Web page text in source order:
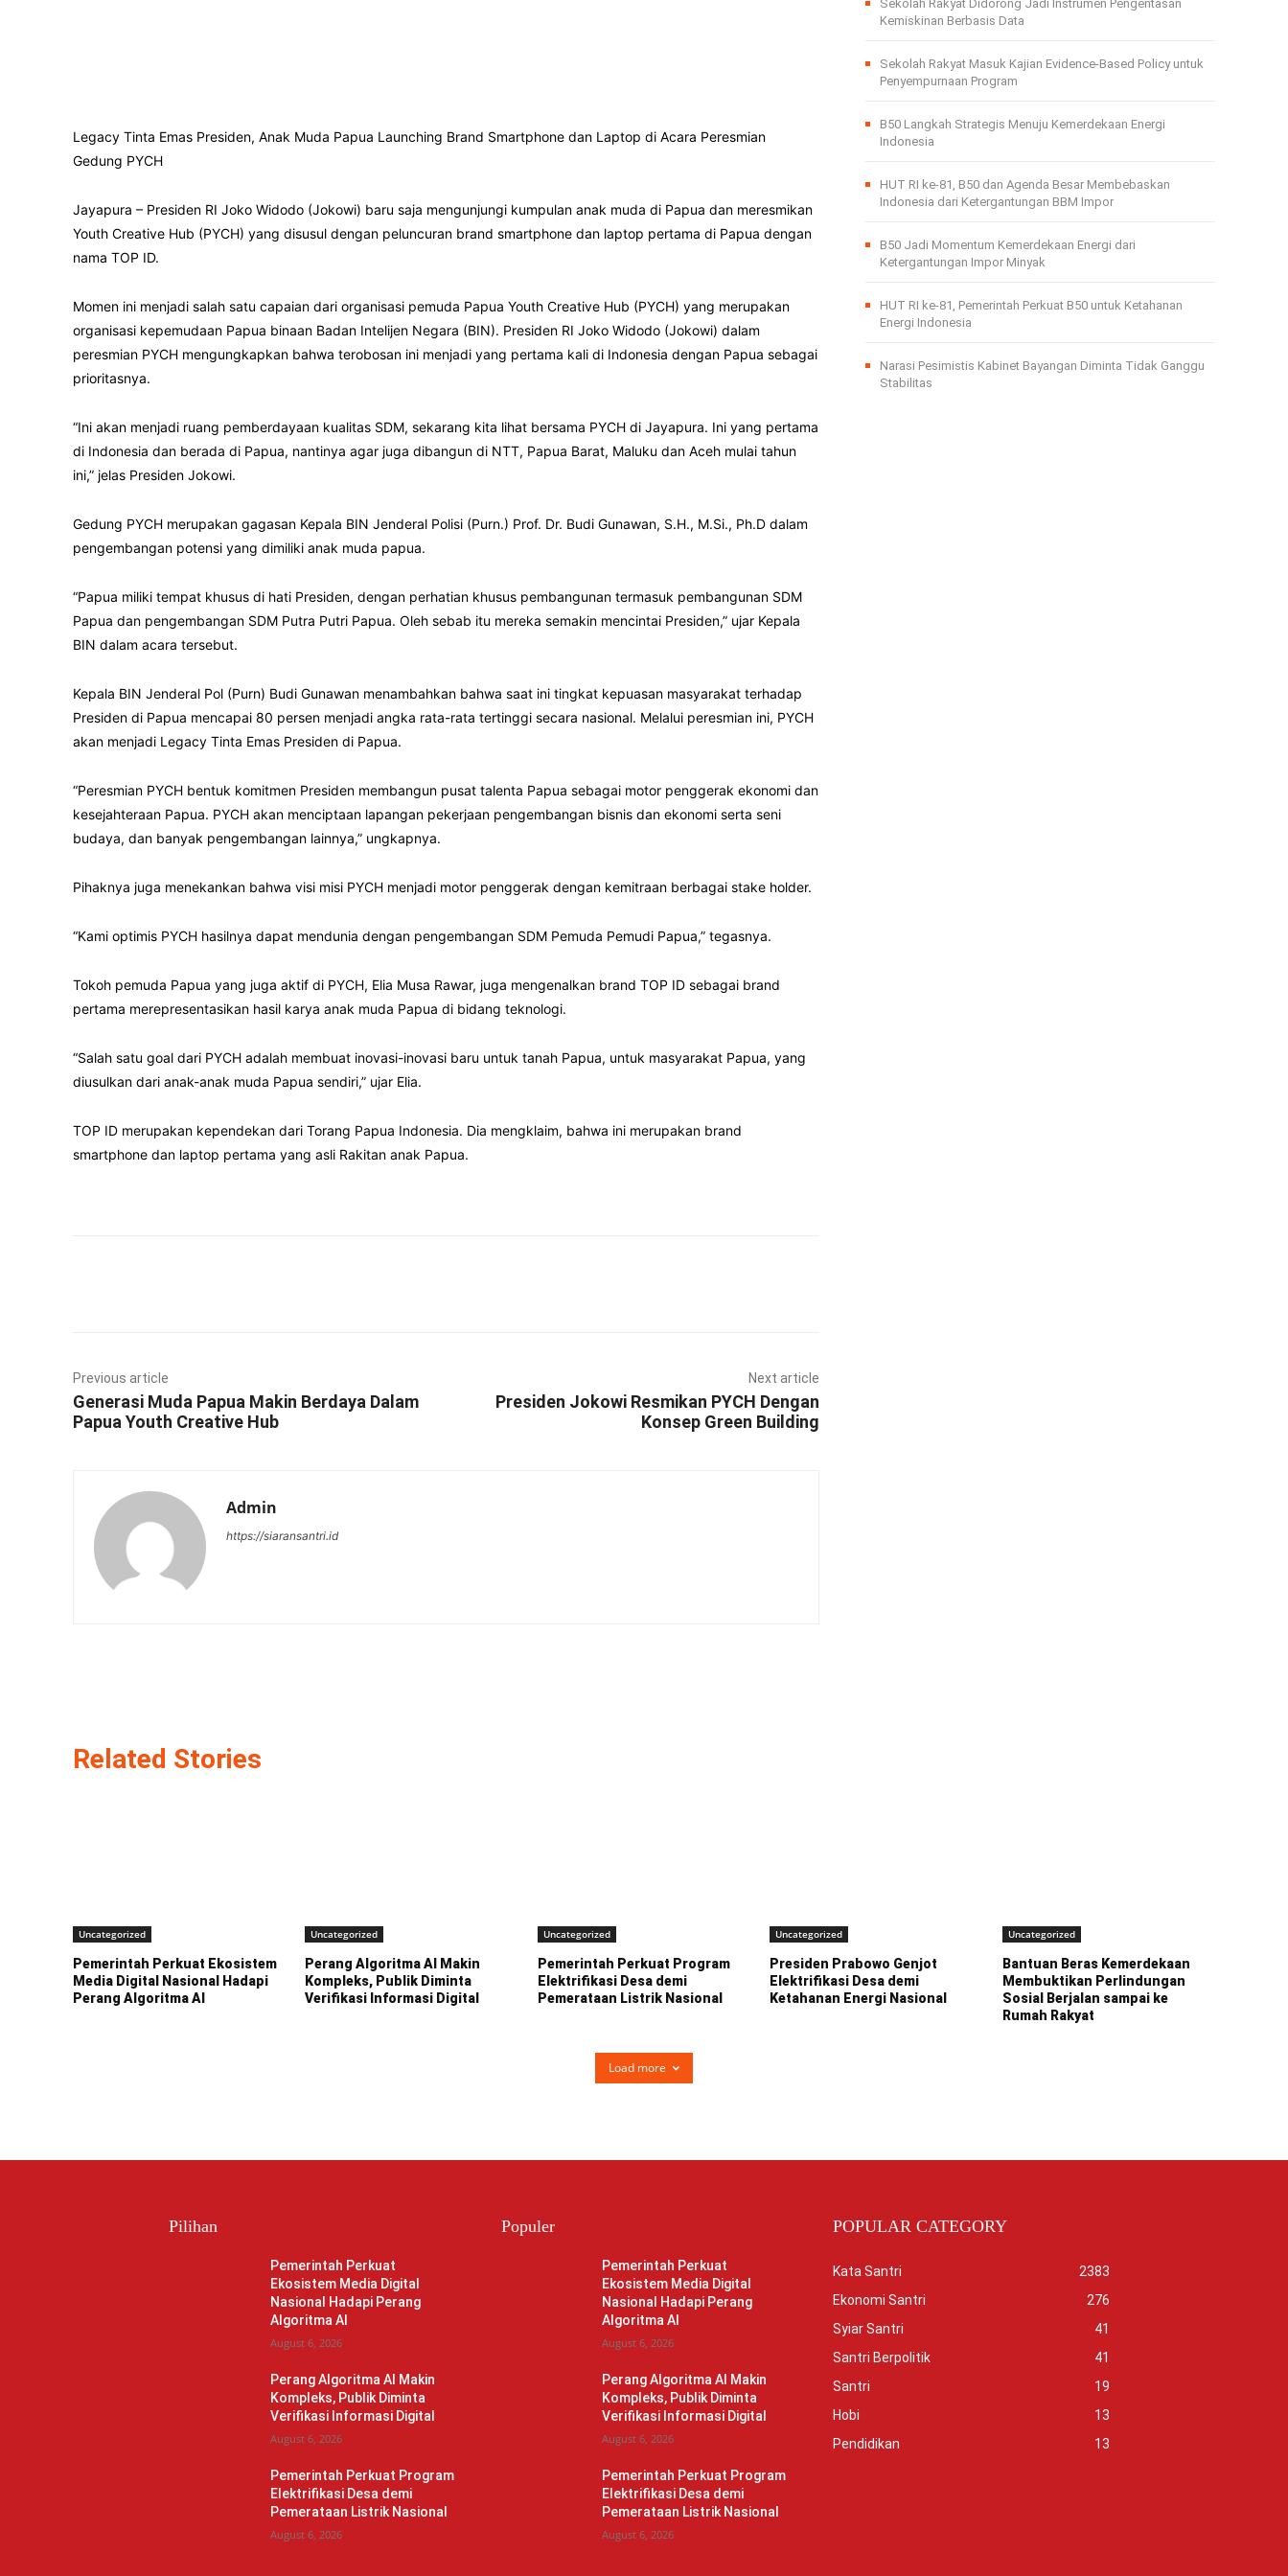
Legacy Tinta Emas Presiden, Anak Muda Papua Launching Brand Smartphone dan Laptop di Acara Peresmian
Gedung PYCH
Jayapura – Presiden RI Joko Widodo (Jokowi) baru saja mengunjungi kumpulan anak muda di Papua dan meresmikan
Youth Creative Hub (PYCH) yang disusul dengan peluncuran brand smartphone dan laptop pertama di Papua dengan
nama TOP ID.
Momen ini menjadi salah satu capaian dari organisasi pemuda Papua Youth Creative Hub (PYCH) yang merupakan
organisasi kepemudaan Papua binaan Badan Intelijen Negara (BIN). Presiden RI Joko Widodo (Jokowi) dalam
peresmian PYCH mengungkapkan bahwa terobosan ini menjadi yang pertama kali di Indonesia dengan Papua sebagai
prioritasnya.
“Ini akan menjadi ruang pemberdayaan kualitas SDM, sekarang kita lihat bersama PYCH di Jayapura. Ini yang pertama
di Indonesia dan berada di Papua, nantinya agar juga dibangun di NTT, Papua Barat, Maluku dan Aceh mulai tahun
ini,” jelas Presiden Jokowi.
Gedung PYCH merupakan gagasan Kepala BIN Jenderal Polisi (Purn.) Prof. Dr. Budi Gunawan, S.H., M.Si., Ph.D dalam
pengembangan potensi yang dimiliki anak muda papua.
“Papua miliki tempat khusus di hati Presiden, dengan perhatian khusus pembangunan termasuk pembangunan SDM
Papua dan pengembangan SDM Putra Putri Papua. Oleh sebab itu mereka semakin mencintai Presiden,” ujar Kepala
BIN dalam acara tersebut.
Kepala BIN Jenderal Pol (Purn) Budi Gunawan menambahkan bahwa saat ini tingkat kepuasan masyarakat terhadap
Presiden di Papua mencapai 80 persen menjadi angka rata-rata tertinggi secara nasional. Melalui peresmian ini, PYCH
akan menjadi Legacy Tinta Emas Presiden di Papua.
“Peresmian PYCH bentuk komitmen Presiden membangun pusat talenta Papua sebagai motor penggerak ekonomi dan
kesejahteraan Papua. PYCH akan menciptaan lapangan pekerjaan pengembangan bisnis dan ekonomi serta seni
budaya, dan banyak pengembangan lainnya,” ungkapnya.
Pihaknya juga menekankan bahwa visi misi PYCH menjadi motor penggerak dengan kemitraan berbagai stake holder.
“Kami optimis PYCH hasilnya dapat mendunia dengan pengembangan SDM Pemuda Pemudi Papua,” tegasnya.
Tokoh pemuda Papua yang juga aktif di PYCH, Elia Musa Rawar, juga mengenalkan brand TOP ID sebagai brand
pertama merepresentasikan hasil karya anak muda Papua di bidang teknologi.
“Salah satu goal dari PYCH adalah membuat inovasi-inovasi baru untuk tanah Papua, untuk masyarakat Papua, yang
diusulkan dari anak-anak muda Papua sendiri,” ujar Elia.
TOP ID merupakan kependekan dari Torang Papua Indonesia. Dia mengklaim, bahwa ini merupakan brand
smartphone dan laptop pertama yang asli Rakitan anak Papua.
Previous article
Generasi Muda Papua Makin Berdaya Dalam
Papua Youth Creative Hub
Next article
Presiden Jokowi Resmikan PYCH Dengan
Konsep Green Building
Admin
https://siaransantri.id
Sekolah Rakyat Didorong Jadi Instrumen Pengentasan
Kemiskinan Berbasis Data
Sekolah Rakyat Masuk Kajian Evidence-Based Policy untuk
Penyempurnaan Program
B50 Langkah Strategis Menuju Kemerdekaan Energi
Indonesia
HUT RI ke-81, B50 dan Agenda Besar Membebaskan
Indonesia dari Ketergantungan BBM Impor
B50 Jadi Momentum Kemerdekaan Energi dari
Ketergantungan Impor Minyak
HUT RI ke-81, Pemerintah Perkuat B50 untuk Ketahanan
Energi Indonesia
Narasi Pesimistis Kabinet Bayangan Diminta Tidak Ganggu
Stabilitas
Related Stories
Uncategorized
Pemerintah Perkuat Ekosistem
Media Digital Nasional Hadapi
Perang Algoritma AI
Uncategorized
Perang Algoritma AI Makin
Kompleks, Publik Diminta
Verifikasi Informasi Digital
Uncategorized
Pemerintah Perkuat Program
Elektrifikasi Desa demi
Pemerataan Listrik Nasional
Uncategorized
Presiden Prabowo Genjot
Elektrifikasi Desa demi
Ketahanan Energi Nasional
Uncategorized
Bantuan Beras Kemerdekaan
Membuktikan Perlindungan
Sosial Berjalan sampai ke
Rumah Rakyat
Load more
Pilihan
Pemerintah Perkuat
Ekosistem Media Digital
Nasional Hadapi Perang
Algoritma AI
August 6, 2026
Perang Algoritma AI Makin
Kompleks, Publik Diminta
Verifikasi Informasi Digital
August 6, 2026
Pemerintah Perkuat Program
Elektrifikasi Desa demi
Pemerataan Listrik Nasional
August 6, 2026
Populer
Pemerintah Perkuat
Ekosistem Media Digital
Nasional Hadapi Perang
Algoritma AI
August 6, 2026
Perang Algoritma AI Makin
Kompleks, Publik Diminta
Verifikasi Informasi Digital
August 6, 2026
Pemerintah Perkuat Program
Elektrifikasi Desa demi
Pemerataan Listrik Nasional
August 6, 2026
POPULAR CATEGORY
Kata Santri
2383
Ekonomi Santri
276
Syiar Santri
41
Santri Berpolitik
41
Santri
19
Hobi
13
Pendidikan
13